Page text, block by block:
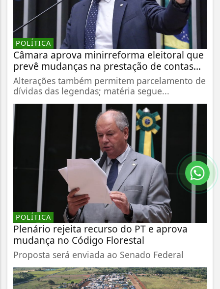
POLÍTICA
Câmara aprova minirreforma eleitoral que
prevê mudanças na prestação de contas...
Alterações também permitem parcelamento de
dívidas das legendas; matéria segue...
POLÍTICA
Plenário rejeita recurso do PT e aprova
mudança no Código Florestal
Proposta será enviada ao Senado Federal